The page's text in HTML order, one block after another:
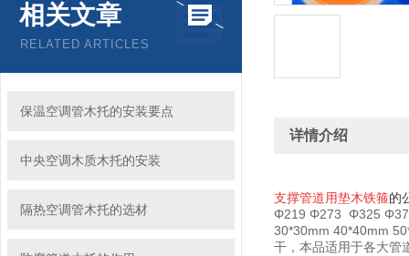
相关文章
RELATED ARTICLES
保温空调管木托的安装要点
中央空调木质木托的安装
隔热空调管木托的选材
详情介绍
支撑管道用垫木铁箍的
Φ219 Φ273 Φ325
30*30mm 40*40mm
干，本品适用于各大管